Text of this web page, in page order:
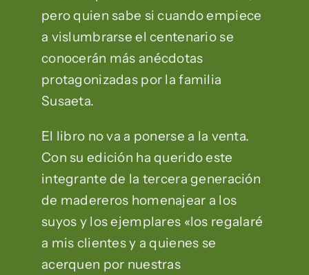
pero quien sabe si cuando empiece
a vislumbrarse el centenario se
conocerán más anécdotas
protagonizadas por la familia
Susaeta.
El libro no va a ponerse a la venta.
Con su edición ha querido este
integrante de la tercera generación
de madereros homenajear a los
suyos y los ejemplares «los regalaré
a mis clientes y a quienes se
acerquen por nuestras